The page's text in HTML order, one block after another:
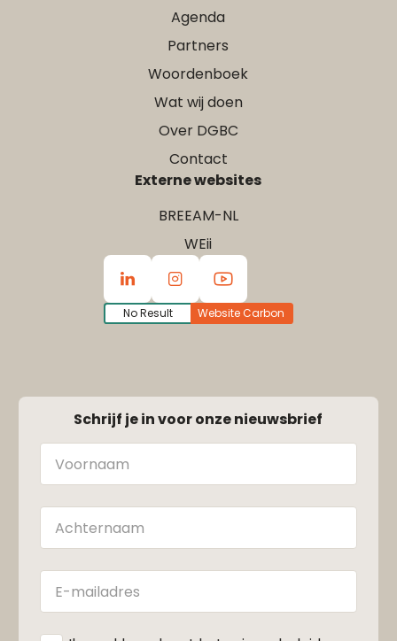
Agenda
Partners
Woordenboek
Wat wij doen
Over DGBC
Contact
Externe websites
BREEAM-NL
WEii
No Result Website Carbon
Schrijf je in voor onze nieuwsbrief
Naam
Achternaam
E-
mailadres